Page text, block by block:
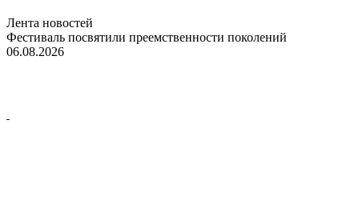
Лента новостей
Фестиваль посвятили преемственности поколений
06.08.2026